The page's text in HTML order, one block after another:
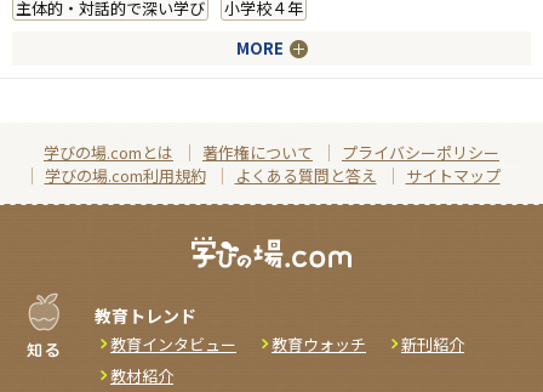
主体的・対話的で深い学び
小学校４年
MORE
学びの場.comとは 著作権について
プライバシーポリシー
学びの場.com利用規約
よくある質問と答え サイトマップ
教育トレンド
教育インタビュー 教育ウォッチ
新刊紹介
教材紹介